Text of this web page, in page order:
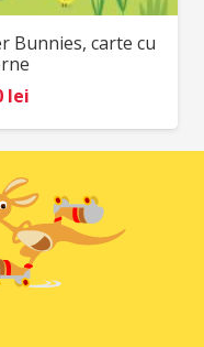
Bunnies, carte cu
lei.
lei
curent
este:
39,00 lei.